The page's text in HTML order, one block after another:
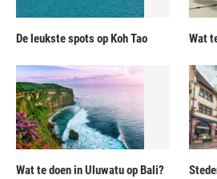
De leukste spots op Koh Tao Wat
Wat te doen in Uluwatu op Bali?